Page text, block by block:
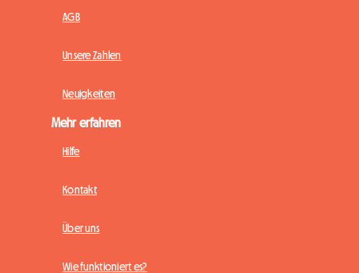
AGB
Unsere Zahlen
Neuigkeiten
Mehr erfahren
Hilfe
Kontakt
Über uns
Wie funktioniert es?